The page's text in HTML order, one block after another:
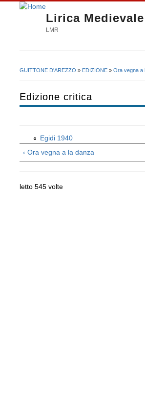
Lirica
LMR
GUITTONE D'AREZZO » EDIZIONE » Ora vegna a
Edizione critica
Egidi 1940
‹ Ora vegna a la danza
letto 545 volte